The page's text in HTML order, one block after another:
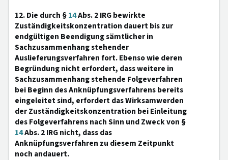
12. Die durch §14Abs. 2 IRG bewirkte
Zuständigkeitskonzentration dauert bis zur
endgültigen Beendigung sämtlicher in
Sachzusammenhang stehender
Auslieferungsverfahren fort. Ebenso wie deren
Begründung nicht erfordert, dass weitere in
Sachzusammenhang stehende Folgeverfahren
bei Beginn des Anknüpfungsverfahrens bereits
eingeleitet sind, erfordert das Wirksamwerden
der Zuständigkeitskonzentration bei Einleitung
des Folgeverfahrens nach Sinn und Zweck von §
14Abs. 2 IRG nicht, dass das
Anknüpfungsverfahren zu diesem Zeitpunkt
noch andauert.